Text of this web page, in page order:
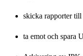
skicka rapporter
ta emot och spara